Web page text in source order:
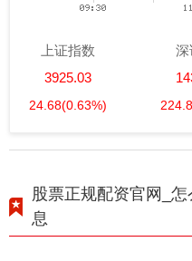
上证指数
3925.03
24.68(0.63%)
深
股票正规配资官网_
息